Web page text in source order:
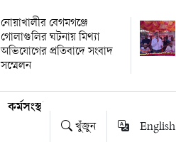
নোয়াখালীর বেগমগঞ্জে
গোলাগুলির ঘটনায় মিথ্যা
অভিযোগের প্রতিবাদে সংবাদ
সম্মেলন
কর্মসংস্থান
খুঁজুন English